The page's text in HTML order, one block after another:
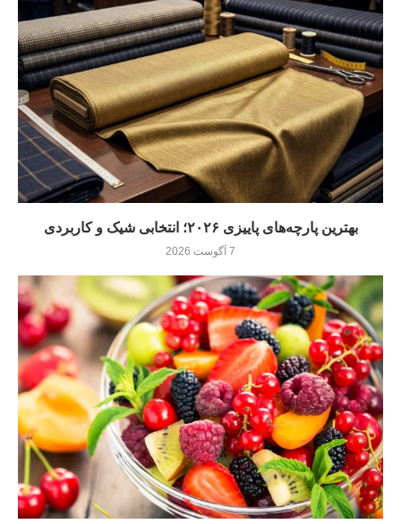
بهترین پارچه‌های پاییزی ۲۰۲۶؛ انتخابی شیک و کاربردی
7 آگوست 2026